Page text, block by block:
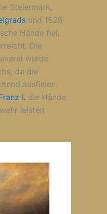
Steiermark,
und 1526
Hände fiel,
Die
wurde
da die
ausfielen.
I. die Hände
leisten